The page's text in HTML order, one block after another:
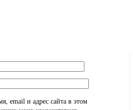
email и адрес сайта в этом